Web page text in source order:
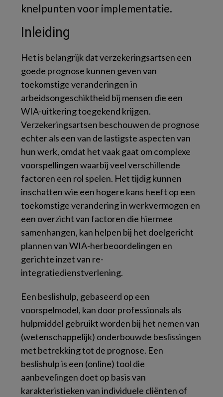
knelpunten voor implementatie.
Inleiding
Het is belangrijk dat verzekeringsartsen een
goede prognose kunnen geven van
toekomstige veranderingen in
arbeidsongeschiktheid bij mensen die een
WIA-uitkering toegekend krijgen.
Verzekeringsartsen beschouwen de prognose
echter als een van de lastigste aspecten van
hun werk, omdat het vaak gaat om complexe
voorspellingen waarbij veel verschillende
factoren een rol spelen. Het tijdig kunnen
inschatten wie een hogere kans heeft op een
toekomstige verandering in werkvermogen en
een overzicht van factoren die hiermee
samenhangen, kan helpen bij het doelgericht
plannen van WIA-herbeoordelingen en
gerichte inzet van re-
integratiedienstverlening.
Een beslishulp, gebaseerd op een
voorspelmodel, kan door professionals als
hulpmiddel gebruikt worden bij het nemen van
(wetenschappelijk) onderbouwde beslissingen
met betrekking tot de prognose. Een
beslishulp is een (online) tool die
aanbevelingen doet op basis van
karakteristieken van individuele cliënten of